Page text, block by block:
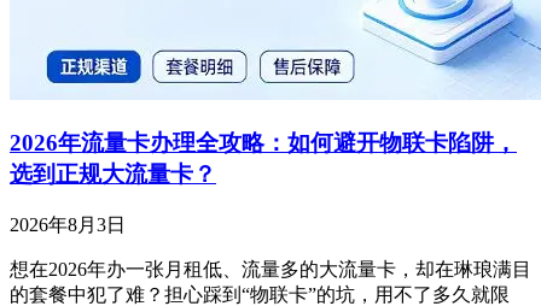
2026年流量卡办理全攻略：如何避开物联卡陷阱，
选到正规大流量卡？
2026年8月3日
想在2026年办一张月租低、流量多的大流量卡，却在琳琅满目
的套餐中犯了难？担心踩到“物联卡”的坑，用不了多久就限